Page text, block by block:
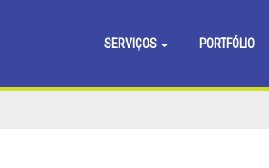
SERVIÇOS PORTFÓLIO